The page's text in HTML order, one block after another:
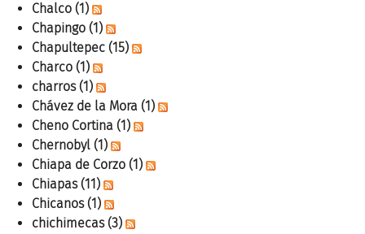
Chalco (1)
Chapingo (1)
Chapultepec (15)
Charco (1)
charros (1)
Chávez de la Mora (1)
Cheno Cortina (1)
Chernobyl (1)
Chiapa de Corzo (1)
Chiapas (11)
Chicanos (1)
chichimecas (3)